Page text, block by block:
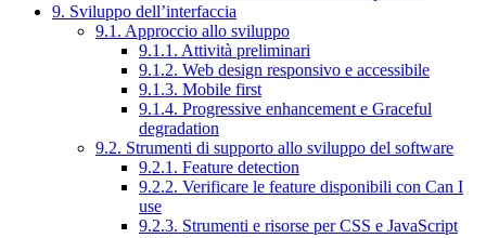
9. Sviluppo dell’interfaccia
9.1. Approccio allo sviluppo
9.1.1. Attività preliminari
9.1.2. Web design responsivo e accessibile
9.1.3. Mobile first
9.1.4. Progressive enhancement e Graceful
degradation
9.2. Strumenti di supporto allo sviluppo del software
9.2.1. Feature detection
9.2.2. Verificare le feature disponibili con Can I
use
9.2.3. Strumenti e risorse per CSS e JavaScript